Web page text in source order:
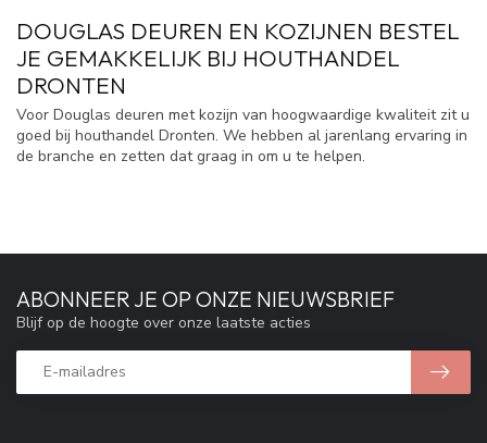
DOUGLAS DEUREN EN KOZIJNEN BESTEL
JE GEMAKKELIJK BIJ HOUTHANDEL
DRONTEN
Voor Douglas deuren met kozijn van hoogwaardige kwaliteit zit u
goed bij houthandel Dronten. We hebben al jarenlang ervaring in
de branche en zetten dat graag in om u te helpen.
ABONNEER JE OP ONZE NIEUWSBRIEF
Blijf op de hoogte over onze laatste acties